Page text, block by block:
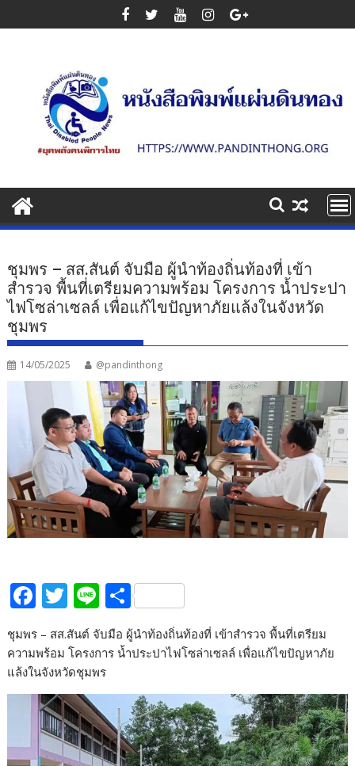
to
ชุมพร – สส.สันต์ จับมือ ผู้นำท้องถิ่นท้องที่ เข้า
สำรวจ พื้นที่เตรียมความพร้อม โครงการ น้ำประปา
ไฟโซล่าเซลล์ เพื่อแก้ไขปัญหาภัยแล้งในจังหวัด
ชุมพร
14/05/2025 @pandinthong
F
e
b
o
o
k
T
w
itt
er
Li
n
e
S
h
ar
ชุมพร – สส.สันต์ จับมือ ผู้นำท้องถิ่นท้องที่ เข้าสำรวจ พื้นที่เตรียม
ความพร้อม โครงการ น้ำประปาไฟโซล่าเซลล์ เพื่อแก้ไขปัญหาภัย
แล้งในจังหวัดชุมพร